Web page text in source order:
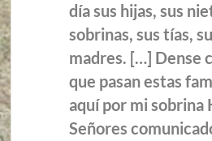
día sus hijas, sus
sobrinas, sus tías,
madres. […] Dense
que pasan estas
aquí por mi sobrina
Señores